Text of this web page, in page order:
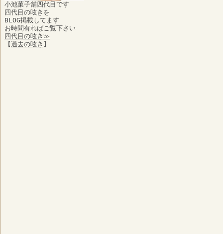
小池菓子舗四代目です
四代目の呟きを
BLOG掲載してます
お時間有ればご覧下さい
四代目の呟き≫
【過去の呟き 】